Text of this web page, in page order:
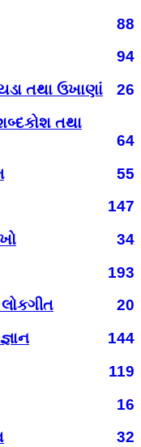
88
94
તથા ઉખાણાં
26
તથા
64
55
147
34
193
20
144
119
16
32